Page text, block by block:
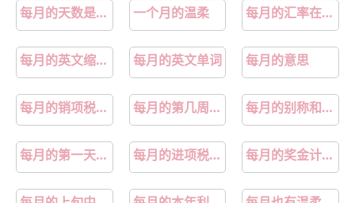
每月的天数是怎么确定的 一个月的温柔 每月的汇率在哪里查询
每月的英文缩写怎么写 每月的英文单词 每月的意思
每月的销项税和进项税要做平吗 每月的第几周怎么算 每月的别称和雅称
每月的第一天和最后一天分别被称为什么 每月的进项税和销项税怎么处理 每月的奖金计入社保缴费基数吗